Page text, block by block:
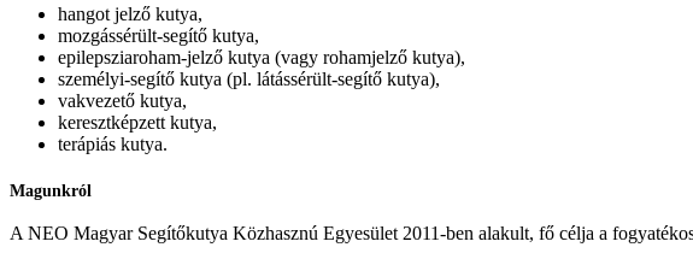
hangot jelző kutya,
mozgássérült-segítő kutya,
epilepsziaroham-jelző kutya (vagy rohamjelző kutya),
személyi-segítő kutya (pl. látássérült-segítő kutya),
vakvezető kutya,
keresztképzett kutya,
terápiás kutya.
Magunkról
A NEO Magyar Segítőkutya Közhasznú Egyesület 2011-ben alakult, fő célja a